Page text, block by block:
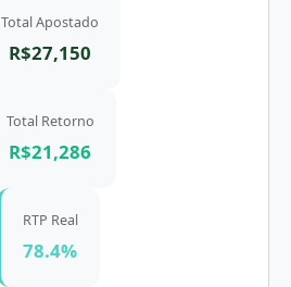
Total Apostado
R$27,150
Total Retorno
R$21,286
RTP Real
78.4%